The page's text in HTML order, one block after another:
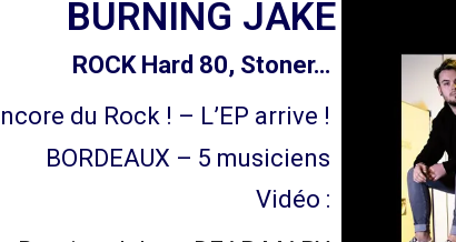
BURNING JAKE
ROCK Hard 80, Stoner…
du Rock ! – L’EP arrive !
BORDEAUX – 5 musiciens
Vidéo :